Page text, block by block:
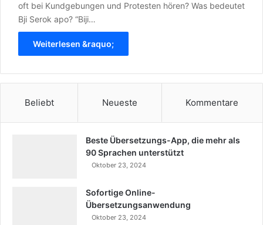
oft bei Kundgebungen und Protesten hören? Was bedeutet
Bji Serok apo? “Biji…
Weiterlesen &raquo;
Beliebt Neueste Kommentare
Beste Übersetzungs-App, die mehr als
90 Sprachen unterstützt
Oktober 23, 2024
Sofortige Online-
Übersetzungsanwendung
Oktober 23, 2024